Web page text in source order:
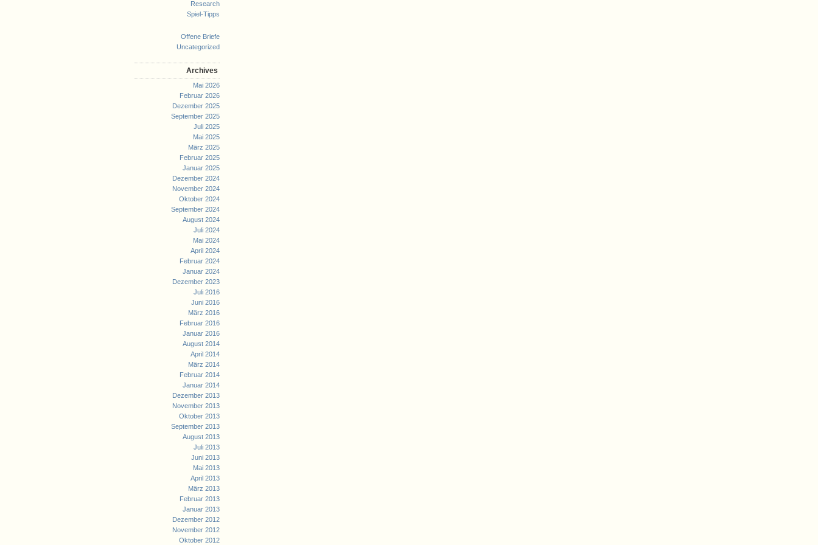
Research
Spiel-Tipps
Offene Briefe
Uncategorized
Archives
Mai 2026
Februar 2026
Dezember 2025
September 2025
Juli 2025
Mai 2025
März 2025
Februar 2025
Januar 2025
Dezember 2024
November 2024
Oktober 2024
September 2024
August 2024
Juli 2024
Mai 2024
April 2024
Februar 2024
Januar 2024
Dezember 2023
Juli 2016
Juni 2016
März 2016
Februar 2016
Januar 2016
August 2014
April 2014
März 2014
Februar 2014
Januar 2014
Dezember 2013
November 2013
Oktober 2013
September 2013
August 2013
Juli 2013
Juni 2013
Mai 2013
April 2013
März 2013
Februar 2013
Januar 2013
Dezember 2012
November 2012
Oktober 2012